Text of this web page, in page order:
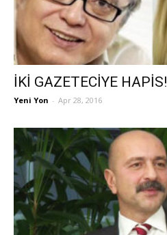
İKİ GAZETECİYE HAPİS!
Yeni Yon - Apr 28, 2016